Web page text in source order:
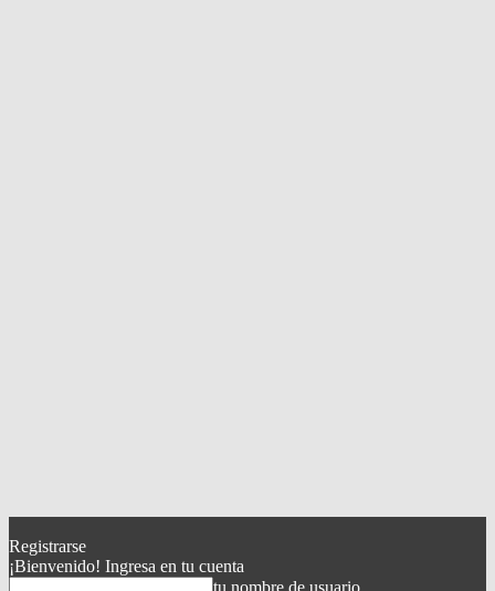
Registrarse
¡Bienvenido! Ingresa en tu cuenta
tu nombre de usuario